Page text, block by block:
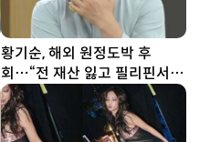
황기순, 해외 원정도박 후
회…“전 재산 잃고 필리핀서
숨어 지냈다”